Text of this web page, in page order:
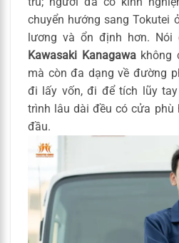
chuyển hướng sang Tokutei
lương và ổn định hơn. Nói
Kawasaki Kanagawakhông
mà còn đa dạng về đường
đi lấy vốn, đi để tích lũy
trình lâu dài đều có cửa phù
đầu.